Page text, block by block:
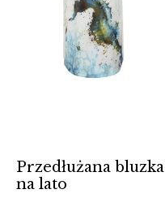
Przedłużana bluzka
na lato